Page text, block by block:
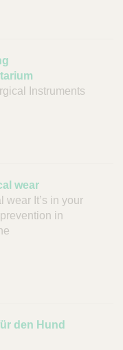
Instruments
wear
wear It’s in your
in
den Hund